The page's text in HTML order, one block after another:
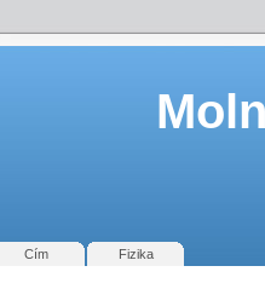
Cím Fizika